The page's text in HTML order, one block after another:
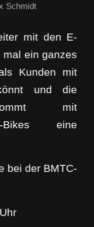
Schmidt
mit den E-
mal ein ganzes
Kunden mit
und die
mit
Bikes eine
bei der BMTC-